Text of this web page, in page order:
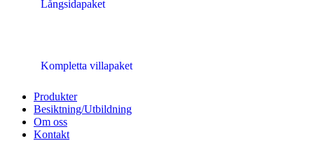
Långsidapaket
Kompletta villapaket
Produkter
Besiktning/Utbildning
Om oss
Kontakt